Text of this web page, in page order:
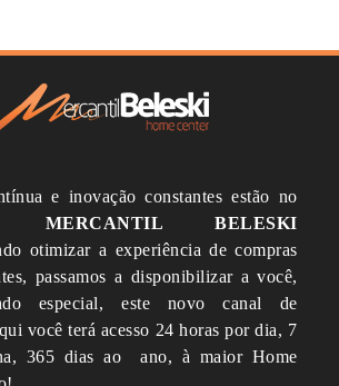
e inovação constantes estão no
MERCANTIL BELESKI
otimizar a experiência de compras
passamos a disponibilizar a você,
especial, este novo canal de
você terá acesso 24 horas por dia, 7
365 dias ao ano, à maior Home